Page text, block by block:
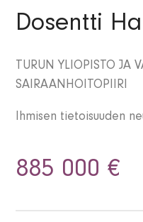
Dosentti
TURUN YLIOPISTO JA
SAIRAANHOITOPIIRI
Ihmisen tietoisuuden
885 000 €